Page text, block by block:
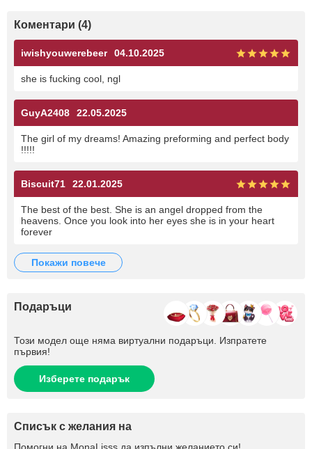
Коментари (4)
iwishyouwerebeer 04.10.2025
she is fucking cool, ngl
GuyA2408 22.05.2025
The girl of my dreams! Amazing preforming and perfect body
!!!!!
Biscuit71 22.01.2025
The best of the best. She is an angel dropped from the
heavens. Once you look into her eyes she is in your heart
forever
покажи повече
Подаръци
Този модел още няма виртуални подаръци. Изпратете
първия!
Изберете подарък
Списък с желания на